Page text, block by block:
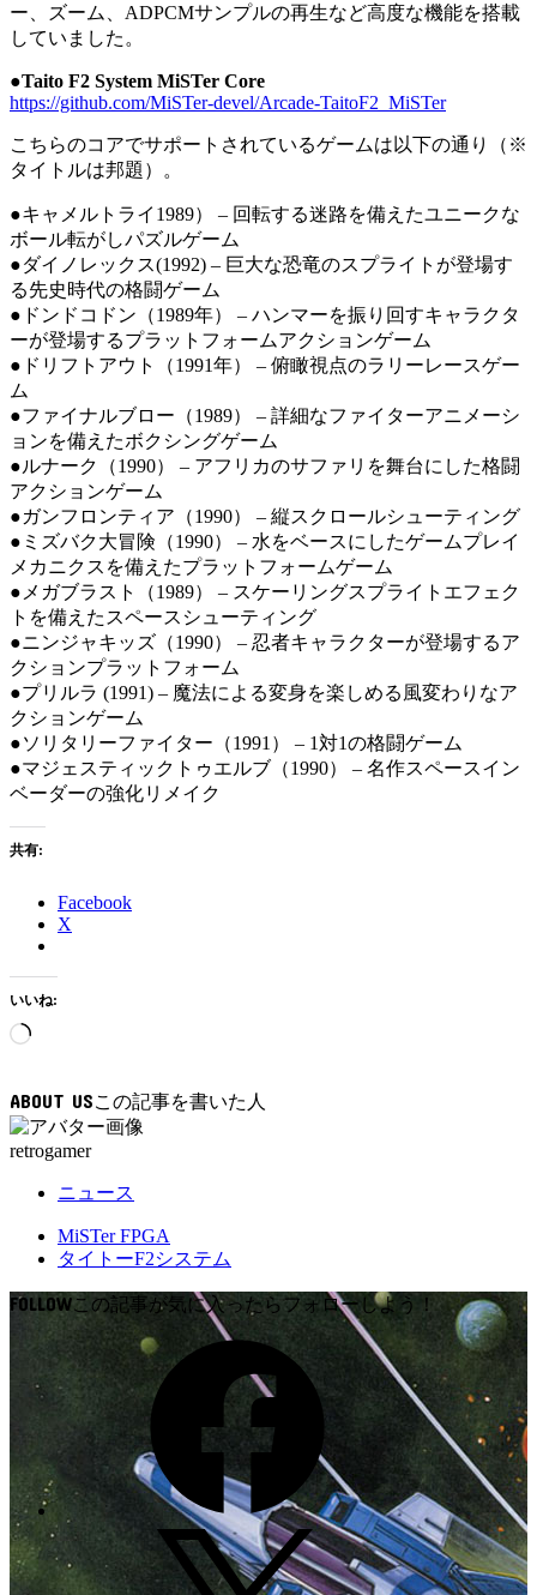
ー、ズーム、ADPCMサンプルの再生など高度な機能を搭載
していました。
●Taito F2 System MiSTer Core
https://github.com/MiSTer-devel/Arcade-TaitoF2_MiSTer
こちらのコアでサポートされているゲームは以下の通り（※
タイトルは邦題）。
●キャメルトライ1989） – 回転する迷路を備えたユニークな
ボール転がしパズルゲーム
●ダイノレックス(1992) – 巨大な恐竜のスプライトが登場す
る先史時代の格闘ゲーム
●ドンドコドン（1989年） – ハンマーを振り回すキャラクタ
ーが登場するプラットフォームアクションゲーム
●ドリフトアウト（1991年） – 俯瞰視点のラリーレースゲー
ム
●ファイナルブロー（1989） – 詳細なファイターアニメーシ
ョンを備えたボクシングゲーム
●ルナーク（1990） – アフリカのサファリを舞台にした格闘
アクションゲーム
●ガンフロンティア（1990） – 縦スクロールシューティング
●ミズバク大冒険（1990） – 水をベースにしたゲームプレイ
メカニクスを備えたプラットフォームゲーム
●メガブラスト（1989） – スケーリングスプライトエフェク
トを備えたスペースシューティング
●ニンジャキッズ（1990） – 忍者キャラクターが登場するア
クションプラットフォーム
●プリルラ (1991) – 魔法による変身を楽しめる風変わりなア
クションゲーム
●ソリタリーファイター（1991） – 1対1の格闘ゲーム
●マジェスティックトゥエルブ（1990） – 名作スペースイン
ベーダーの強化リメイク
共有:
Facebook
X
いいね:
読
み
中…
ABOUT US
retrogamer
ニュース
MiSTer FPGA
タイトーF2システム
FOLLOW